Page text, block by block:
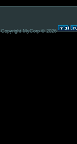
Copyright MyCorp © 2026